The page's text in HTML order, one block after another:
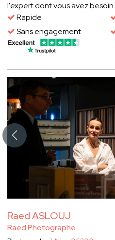
l'expert dont vous avez besoin.
Rapide
Sans engagement
Raed ASLOUJ
Raed Photographe